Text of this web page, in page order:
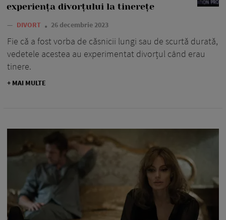
experiența divorțului la tinerețe
— DIVORT 26 decembrie 2023
Fie că a fost vorba de căsnicii lungi sau de scurtă durată,
vedetele acestea au experimentat divorțul când erau
tinere.
+ MAI MULTE